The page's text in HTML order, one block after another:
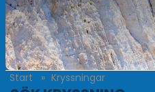
Start Kryssningar